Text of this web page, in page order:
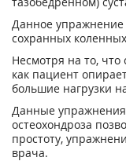
Данное
сохранных
Несмотря на то, что
как пациент
большие нагрузки
Данные
остеохондроза
простоту,
врача.